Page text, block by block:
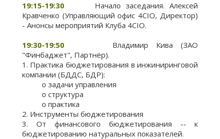
19:15-19:30Начало заседания. Алексей
Кравченко (Управляющий офис 4CIO, Директор)
- Анонсы мероприятий Клуба 4CIO.
19:30-19:50Владимир Кива (ЗАО
"Финбаджет", Партнёр).
1. Практика бюджетирования в инжиниринговой
компании (БДДС, БДР):
o задачи управления
o структура
o практика
2. Инструменты бюджетирования
3. От финансового бюджетирования -- к
бюджетированию натуральных показателей.